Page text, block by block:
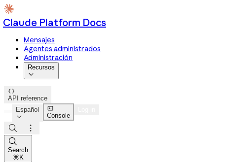
Claude Platform Docs
Mensajes
Agentes administrados
Administración
Recursos


API reference
Español


Console



Search
⌘K